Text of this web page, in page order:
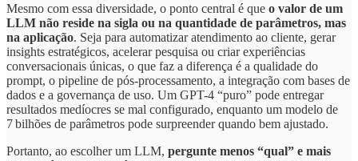
Mesmo com essa diversidade, o ponto central é que o valor de um
LLM não reside na sigla ou na quantidade de parâmetros, mas
na aplicação. Seja para automatizar atendimento ao cliente, gerar
insights estratégicos, acelerar pesquisa ou criar experiências
conversacionais únicas, o que faz a diferença é a qualidade do
prompt, o pipeline de pós-processamento, a integração com bases de
dados e a governança de uso. Um GPT-4 “puro” pode entregar
resultados medíocres se mal configurado, enquanto um modelo de
7 bilhões de parâmetros pode surpreender quando bem ajustado.
Portanto, ao escolher um LLM, pergunte menos “qual” e mais